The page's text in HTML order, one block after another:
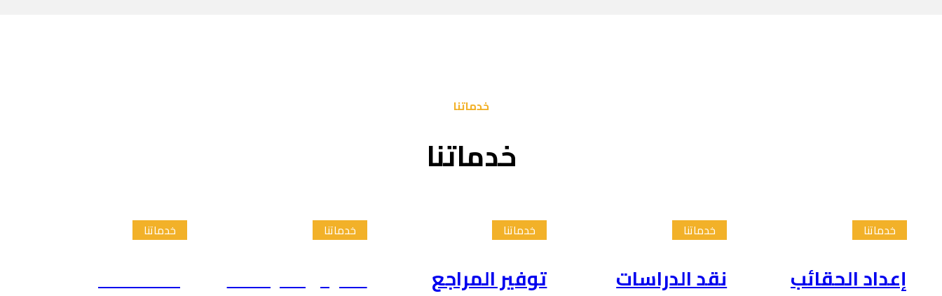
خدماتنا
خدماتنا
خدماتنا
إعداد الحقائب
خدماتنا
نقد الدراسات
خدماتنا
توفير المراجع
خدماتنا
تلخيص الدراسات
خدماتنا
إعداد الاطار